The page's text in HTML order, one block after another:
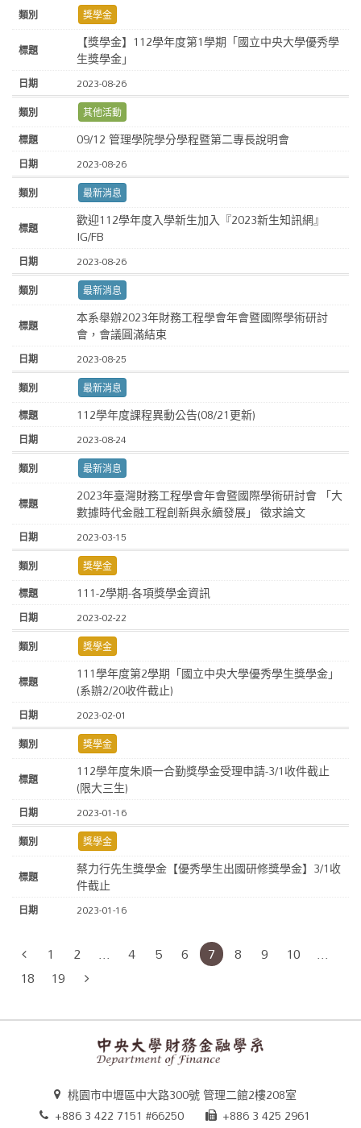
獎學金
【獎學金】112學年度第1學期「國立中央大學優秀學
生獎學金」
2023-08-26
其他活動
09/12 管理學院學分學程暨第二專長說明會
2023-08-26
最新消息
歡迎112學年度入學新生加入『2023新生知訊網』
IG/FB
2023-08-26
最新消息
本系舉辦2023年財務工程學會年會暨國際學術研討
會，會議圓滿結束
2023-08-25
最新消息
112學年度課程異動公告(08/21更新)
2023-08-24
最新消息
2023年臺灣財務工程學會年會暨國際學術研討會 「大
數據時代金融工程創新與永續發展」 徵求論文
2023-03-15
獎學金
111-2學期-各項獎學金資訊
2023-02-22
獎學金
111學年度第2學期「國立中央大學優秀學生獎學金」
(系辦2/20收件截止)
2023-02-01
獎學金
112學年度朱順一合勤獎學金受理申請-3/1收件截止
(限大三生)
2023-01-16
獎學金
蔡力行先生獎學金【優秀學生出國研修獎學金】3/1收
件截止
2023-01-16
1 2 ... 4 5 6 7 8 9 10
...
18
19
桃園市中壢區中大路300號 管理二館2樓208室
+886 3 422 7151 #66250
+886 3 425 2961